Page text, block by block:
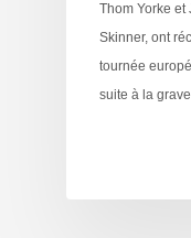
Thom Yorke
Skinner, ont
tournée
suite à la